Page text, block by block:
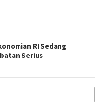
RI Sedang
Serius